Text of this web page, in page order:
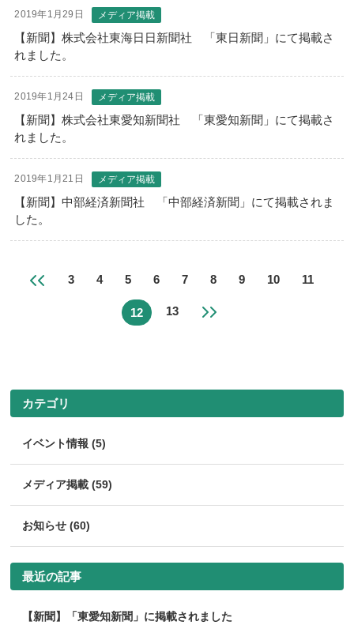
2019年1月29日 メディア掲載
【新聞】株式会社東海日日新聞社 「東日新聞」にて掲載さ
れました。
2019年1月24日 メディア掲載
【新聞】株式会社東愛知新聞社 「東愛知新聞」にて掲載さ
れました。
2019年1月21日 メディア掲載
【新聞】中部経済新聞社 「中部経済新聞」にて掲載されま
した。
3 4 5 6 7 8 9 10 11
12 13
カテゴリ
イベント情報 (5)
メディア掲載 (59)
お知らせ (60)
最近の記事
【新聞】「東愛知新聞」に掲載されました